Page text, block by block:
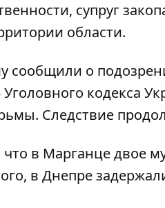
супруг
области.
сообщили о
Уголовного кодекса
Следствие
в Марганце двое
в Днепре